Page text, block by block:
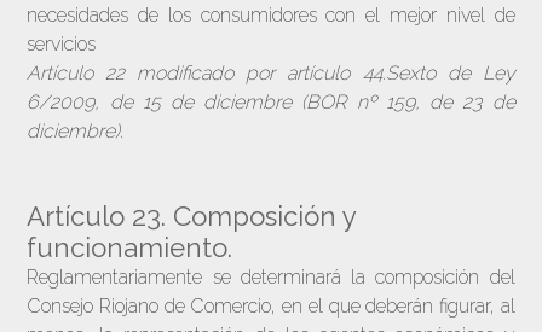
necesidades de los consumidores con el mejor nivel de
servicios
Artículo 22 modificado por artículo 44.Sexto de Ley
6/2009, de 15 de diciembre (BOR nº 159, de 23 de
diciembre).
Artículo 23. Composición y
funcionamiento.
Reglamentariamente se determinará la composición del
Consejo Riojano de Comercio, en el que deberán figurar, al